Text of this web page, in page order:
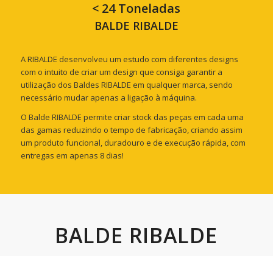
< 24 Toneladas
BALDE RIBALDE
A RIBALDE desenvolveu um estudo com diferentes designs
com o intuito de criar um design que consiga garantir a
utilização dos Baldes RIBALDE em qualquer marca, sendo
necessário mudar apenas a ligação à máquina.
O Balde RIBALDE permite criar stock das peças em cada uma
das gamas reduzindo o tempo de fabricação, criando assim
um produto funcional, duradouro e de execução rápida, com
entregas em apenas 8 dias!
BALDE RIBALDE